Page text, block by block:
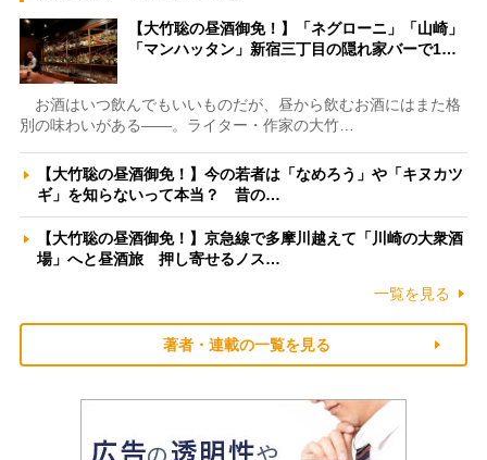
【大竹聡の昼酒御免！】「ネグローニ」「山崎」
「マンハッタン」新宿三丁目の隠れ家バーで1…
お酒はいつ飲んでもいいものだが、昼から飲むお酒にはまた格
別の味わいがある――。ライター・作家の大竹…
【大竹聡の昼酒御免！】今の若者は「なめろう」や「キヌカツ
ギ」を知らないって本当？ 昔の…
【大竹聡の昼酒御免！】京急線で多摩川越えて「川崎の大衆酒
場」へと昼酒旅 押し寄せるノス…
一覧を見る
著者・連載の一覧を見る